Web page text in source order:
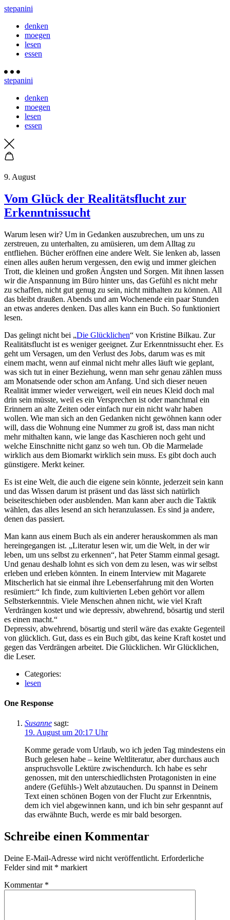
stepanini
denken
moegen
lesen
essen
stepanini
denken
moegen
lesen
essen
9. August
Vom Glück der Realitätsflucht zur
Erkenntnissucht
Warum lesen wir? Um in Gedanken auszubrechen, um uns zu
zerstreuen, zu unterhalten, zu amüsieren, um dem Alltag zu
entfliehen. Bücher eröffnen eine andere Welt. Sie lenken ab, lassen
einen alles außen herum vergessen, den ewig und immer gleichen
Trott, die kleinen und großen Ängsten und Sorgen. Mit ihnen lassen
wir die Anspannung im Büro hinter uns, das Gefühl es nicht mehr
zu schaffen, nicht gut genug zu sein, nicht mithalten zu können. All
das bleibt draußen. Abends und am Wochenende ein paar Stunden
an etwas anderes denken. Das alles kann ein Buch. So funktioniert
lesen.
Das gelingt nicht bei „Die Glücklichen“ von Kristine Bilkau. Zur
Realitätsflucht ist es weniger geeignet. Zur Erkenntnissucht eher. Es
geht um Versagen, um den Verlust des Jobs, darum was es mit
einem macht, wenn auf einmal nicht mehr alles läuft wie geplant,
was sich tut in einer Beziehung, wenn man sehr genau zählen muss
am Monatsende oder schon am Anfang. Und sich dieser neuen
Realität immer wieder verweigert, weil ein neues Kleid doch mal
drin sein müsste, weil es ein Versprechen ist oder manchmal ein
Erinnern an alte Zeiten oder einfach nur ein nicht wahr haben
wollen. Wie man sich an den Gedanken nicht gewöhnen kann oder
will, dass die Wohnung eine Nummer zu groß ist, dass man nicht
mehr mithalten kann, wie lange das Kaschieren noch geht und
welche Einschnitte nicht ganz so weh tun. Ob die Marmelade
wirklich aus dem Biomarkt wirklich sein muss. Es gibt doch auch
günstigere. Merkt keiner.
Es ist eine Welt, die auch die eigene sein könnte, jederzeit sein kann
und das Wissen darum ist präsent und das lässt sich natürlich
beiseiteschieben oder ausblenden. Man kann aber auch die Taktik
wählen, das alles lesend an sich heranzulassen. Es sind ja andere,
denen das passiert.
Man kann aus einem Buch als ein anderer herauskommen als man
hereingegangen ist. „Literatur lesen wir, um die Welt, in der wir
leben, um uns selbst zu erkennen“, hat Peter Stamm einmal gesagt.
Und genau deshalb lohnt es sich von dem zu lesen, was wir selbst
erleben und erleben könnten. In einem Interview mit Magarete
Mitscherlich hat sie einmal ihre Lebenserfahrung mit den Worten
resümiert:“ Ich finde, zum kultivierten Leben gehört vor allem
Selbsterkenntnis. Viele Menschen ahnen nicht, wie viel Kraft
Verdrängen kostet und wie depressiv, abwehrend, bösartig und steril
es einen macht.“
Depressiv, abwehrend, bösartig und steril wäre das exakte Gegenteil
von glücklich. Gut, dass es ein Buch gibt, das keine Kraft kostet und
gegen das Verdrängen arbeitet. Die Glücklichen. Wir Glücklichen,
die Leser.
Categories:
lesen
One Response
Susanne sagt:
19. August um 20:17 Uhr
Komme gerade vom Urlaub, wo ich jeden Tag mindestens ein
Buch gelesen habe – keine Weltliteratur, aber durchaus auch
anspruchsvolle Lektüre zwischendurch. Ich habe es sehr
genossen, mit den unterschiedlichsten Protagonisten in eine
andere (Gefühls-) Welt abzutauchen. Du spannst in Deinem
Text einen schönen Bogen von der Flucht zur Erkenntnis,
dem ich viel abgewinnen kann, und ich bin sehr gespannt auf
das erwähnte Buch, werde es mir bald besorgen.
Schreibe einen Kommentar
Deine E-Mail-Adresse wird nicht veröffentlicht. Erforderliche
Felder sind mit * markiert
Kommentar *